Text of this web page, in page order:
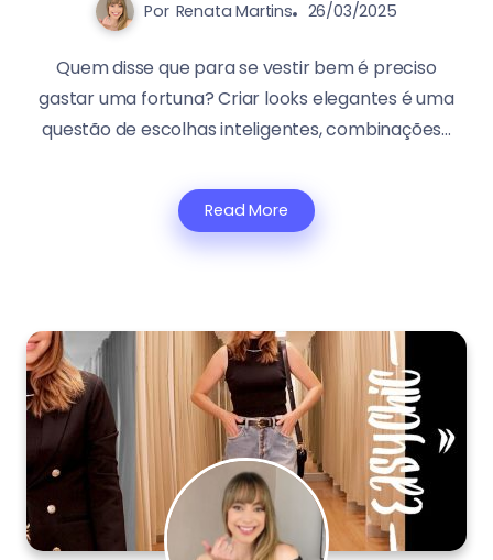
Por Renata Martins 26/03/2025
Quem disse que para se vestir bem é preciso
gastar uma fortuna? Criar looks elegantes é uma
questão de escolhas inteligentes, combinações...
Read More